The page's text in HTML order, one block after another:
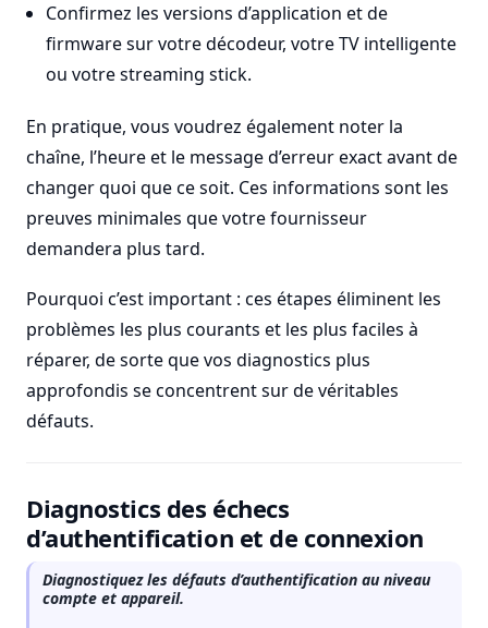
Confirmez les versions d’application et de
firmware sur votre décodeur, votre TV intelligente
ou votre streaming stick.
En pratique, vous voudrez également noter la
chaîne, l’heure et le message d’erreur exact avant de
changer quoi que ce soit. Ces informations sont les
preuves minimales que votre fournisseur
demandera plus tard.
Pourquoi c’est important : ces étapes éliminent les
problèmes les plus courants et les plus faciles à
réparer, de sorte que vos diagnostics plus
approfondis se concentrent sur de véritables
défauts.
Diagnostics des échecs
d’authentification et de connexion
Diagnostiquez les défauts d’authentification au niveau
compte et appareil.